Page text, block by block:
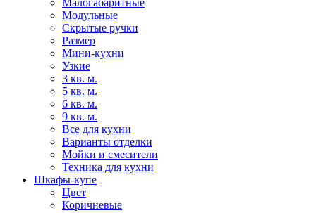
Малогабаритные
Модульные
Скрытые ручки
Размер
Мини-кухни
Узкие
3 кв. м.
5 кв. м.
6 кв. м.
9 кв. м.
Все для кухни
Варианты отделки
Мойки и смесители
Техника для кухни
Шкафы-купе
Цвет
Коричневые